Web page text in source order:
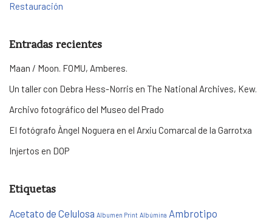
Restauración
Entradas recientes
Maan / Moon. FOMU, Amberes.
Un taller con Debra Hess-Norris en The National Archives, Kew.
Archivo fotográfico del Museo del Prado
El fotógrafo Àngel Noguera en el Arxiu Comarcal de la Garrotxa
Injertos en DOP
Etiquetas
Acetato de Celulosa Albumen Print Albúmina Ambrotipo